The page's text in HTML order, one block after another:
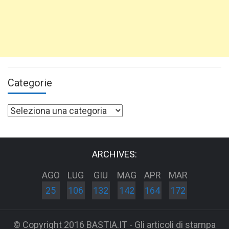
Categorie
Categorie
ARCHIVES:
AGO
25
LUG
106
GIU
132
MAG
142
APR
164
MAR
172
© Copyright 2016 BASTIA.IT - Gli articoli di stampa